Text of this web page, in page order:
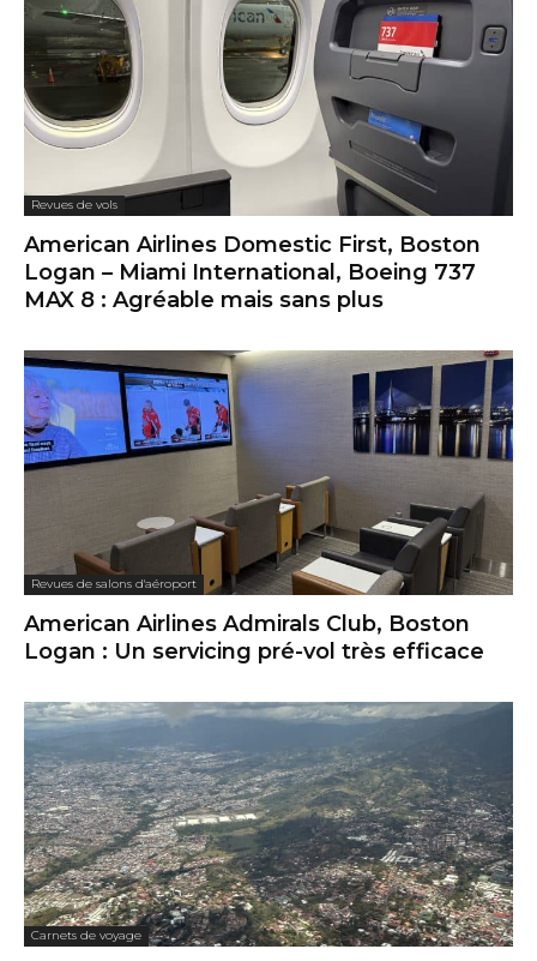
Revues de vols
American Airlines Domestic First, Boston
Logan – Miami International, Boeing 737
MAX 8 : Agréable mais sans plus
Revues de salons d'aéroport
American Airlines Admirals Club, Boston
Logan : Un servicing pré-vol très efficace
Carnets de voyage